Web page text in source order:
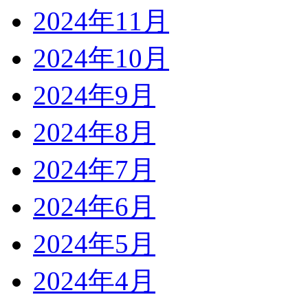
2024年11月
2024年10月
2024年9月
2024年8月
2024年7月
2024年6月
2024年5月
2024年4月